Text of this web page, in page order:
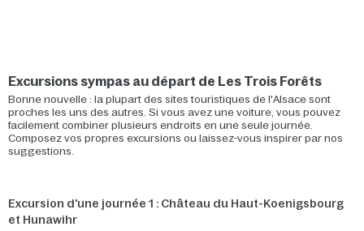
Excursions sympas au départ de Les Trois Forêts
Bonne nouvelle : la plupart des sites touristiques de l'Alsace sont
proches les uns des autres. Si vous avez une voiture, vous pouvez
facilement combiner plusieurs endroits en une seule journée.
Composez vos propres excursions ou laissez-vous inspirer par nos
suggestions.
Excursion d'une journée 1 : Château du Haut-Koenigsbourg
et Hunawihr